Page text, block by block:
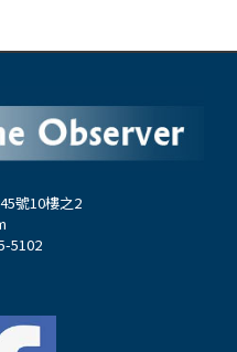
致死。可以說，無數
尊嚴，反抗日本侵略
同胞愛國主義民族氣
號10樓之2
5102